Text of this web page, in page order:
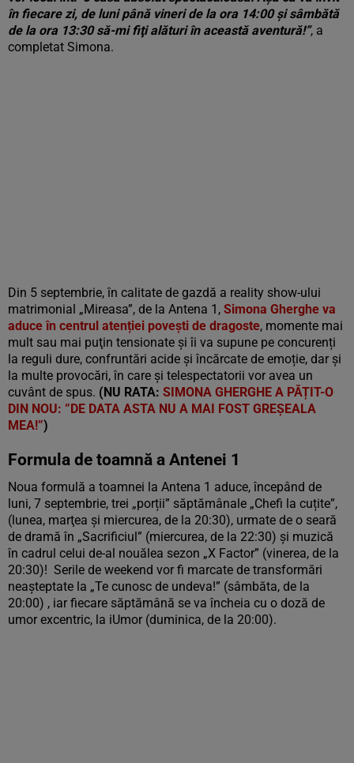
în fiecare zi, de luni până vineri de la ora 14:00 şi sâmbătă
de la ora 13:30 să-mi fiţi alături în această aventură!”, a
completat Simona.
Din 5 septembrie, în calitate de gazdă a reality show-ului
matrimonial „Mireasa”, de la Antena 1, Simona Gherghe va
aduce în centrul atenției povești de dragoste, momente mai
mult sau mai puţin tensionate și îi va supune pe concurenți
la reguli dure, confruntări acide și încărcate de emoție, dar și
la multe provocări, în care și telespectatorii vor avea un
cuvânt de spus. (NU RATA: SIMONA GHERGHE A PĂȚIT-O
DIN NOU: ”DE DATA ASTA NU A MAI FOST GREȘEALA
MEA!”)
Formula de toamnă a Antenei 1
Noua formulă a toamnei la Antena 1 aduce, începând de
luni, 7 septembrie, trei „porții” săptămânale „Chefi la cuțite”,
(lunea, marţea şi miercurea, de la 20:30), urmate de o seară
de dramă în „Sacrificiul” (miercurea, de la 22:30) și muzică
în cadrul celui de-al nouălea sezon „X Factor” (vinerea, de la
20:30)! Serile de weekend vor fi marcate de transformări
neașteptate la „Te cunosc de undeva!” (sâmbăta, de la
20:00) , iar fiecare săptămână se va încheia cu o doză de
umor excentric, la iUmor (duminica, de la 20:00).